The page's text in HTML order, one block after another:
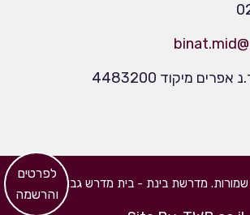
מיקוד 4483200
​לפרטים
והרשמה